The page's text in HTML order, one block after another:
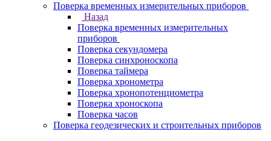
Поверка временных измерительных приборов
Назад
Поверка временных измерительных
приборов
Поверка секундомера
Поверка синхроноскопа
Поверка таймера
Поверка хронометра
Поверка хронопотенциометра
Поверка хроноскопа
Поверка часов
Поверка геодезических и строительных приборов